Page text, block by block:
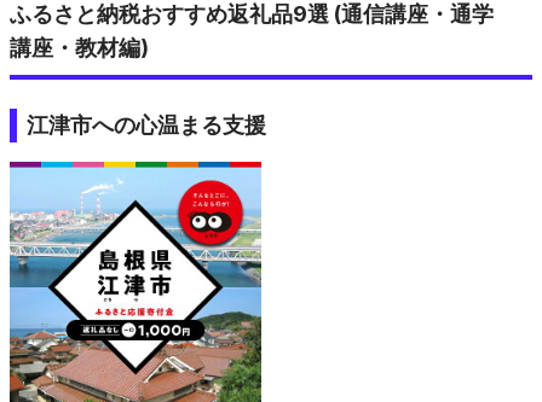
ふるさと納税おすすめ返礼品9選 (通信講座・通学
講座・教材編)
江津市への心温まる支援